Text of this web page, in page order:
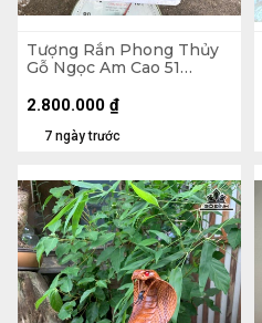
Tượng Rắn Phong Thủy
Gỗ Ngọc Am Cao 51
7 ngày trước
2.800.000 ₫